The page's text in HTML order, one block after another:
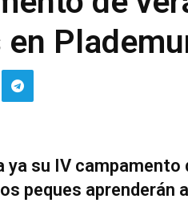
en
ya su IV campamento
peques aprenderán